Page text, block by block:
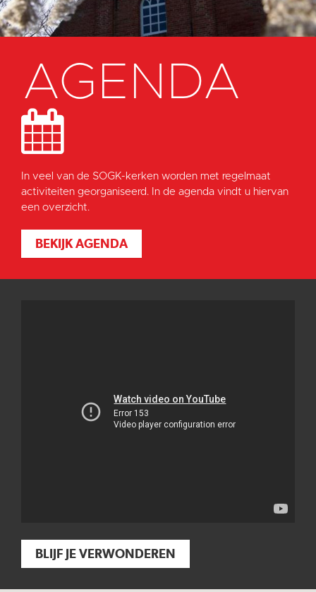
AGENDA
In veel van de SOGK-kerken worden met regelmaat
activiteiten georganiseerd. In de agenda vindt u hiervan
een overzicht.
BEKIJK AGENDA
BLIJF JE VERWONDEREN